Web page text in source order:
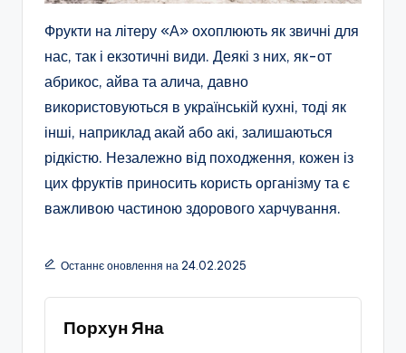
Фрукти на літеру «А» охоплюють як звичні для
нас, так і екзотичні види. Деякі з них, як-от
абрикос, айва та алича, давно
використовуються в українській кухні, тоді як
інші, наприклад акай або акі, залишаються
рідкістю. Незалежно від походження, кожен із
цих фруктів приносить користь організму та є
важливою частиною здорового харчування.
Останнє оновлення на 24.02.2025
Порхун Яна